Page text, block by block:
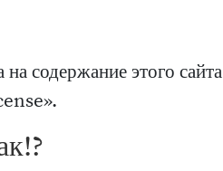
содержание этого сайта